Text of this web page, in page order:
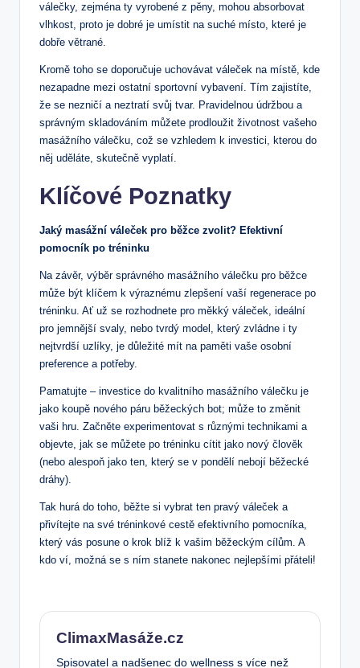
válečky, zejména ty vyrobené z pěny, mohou absorbovat
vlhkost, proto je dobré je umístit na suché místo, které je
dobře větrané.
Kromě toho se doporučuje uchovávat váleček na místě, kde
nezapadne mezi ostatní sportovní vybavení. Tím zajistíte,
že se nezničí a neztratí svůj tvar. Pravidelnou údržbou a
správným skladováním můžete prodloužit životnost vašeho
masážního válečku, což se vzhledem k investici, kterou do
něj uděláte, skutečně vyplatí.
Klíčové Poznatky
Jaký masážní váleček pro běžce zvolit? Efektivní
pomocník po tréninku
Na závěr, výběr správného masážního válečku pro běžce
může být klíčem k výraznému zlepšení vaší regenerace po
tréninku. Ať už se rozhodnete pro měkký váleček, ideální
pro jemnější svaly, nebo tvrdý model, který zvládne i ty
nejtvrdší uzlíky, je důležité mít na paměti vaše osobní
preference a potřeby.
Pamatujte – investice do kvalitního masážního válečku je
jako koupě nového páru běžeckých bot; může to změnit
vaši hru. Začněte experimentovat s různými technikami a
objevte, jak se můžete po tréninku cítit jako nový člověk
(nebo alespoň jako ten, který se v pondělí nebojí běžecké
dráhy).
Tak hurá do toho, běžte si vybrat ten pravý váleček a
přivítejte na své tréninkové cestě efektivního pomocníka,
který vás posune o krok blíž k vašim běžeckým cílům. A
kdo ví, možná se s ním stanete nakonec nejlepšími přáteli!
ClimaxMasáže.cz
Spisovatel a nadšenec do wellness s více než